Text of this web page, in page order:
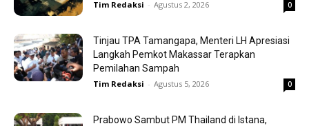
Tim Redaksi - Agustus 2, 2026 0
Tinjau TPA Tamangapa, Menteri LH Apresiasi
Langkah Pemkot Makassar Terapkan
Pemilahan Sampah
Tim Redaksi - Agustus 5, 2026 0
Prabowo Sambut PM Thailand di Istana,